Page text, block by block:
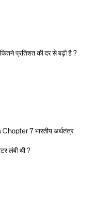
प्रतिशत की दर से बढ़ी है ?
लंबी थी ?